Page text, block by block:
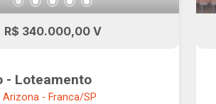
R$ 340.000,00 V
- Loteamento
- Franca/SP